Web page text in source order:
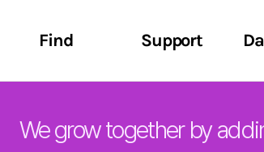
Find Support
We grow together by